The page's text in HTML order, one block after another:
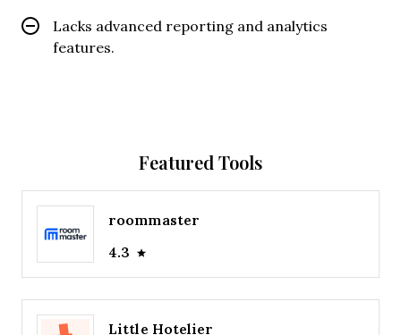
Lacks advanced reporting and analytics
features.
Featured Tools
roommaster
4.3
Little Hotelier